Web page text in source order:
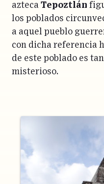
azteca Tepoztlán
los poblados
a aquel pueblo
con dicha referencia
de este poblado es
misterioso.